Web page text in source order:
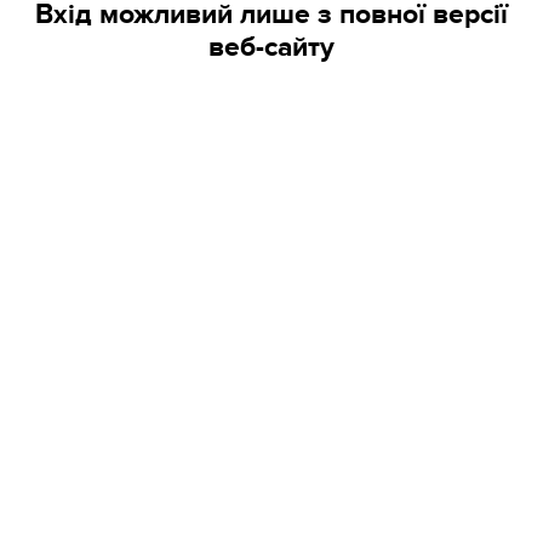
Вхід можливий лише з повної версії
веб-сайту